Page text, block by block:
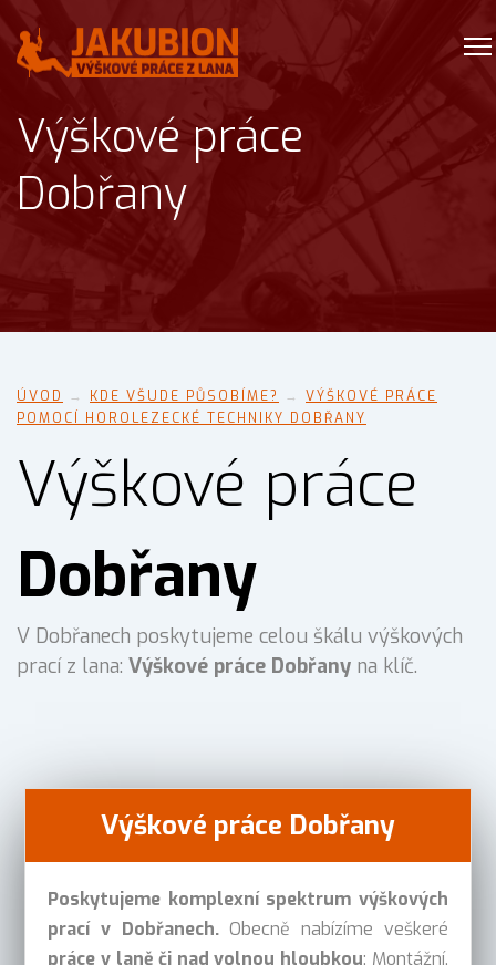
Výškové práce
Dobřany
ÚVOD → KDE VŠUDE PŮSOBÍME? → VÝŠKOVÉ PRÁCE
POMOCÍ HOROLEZECKÉ TECHNIKY DOBŘANY
Výškové práce
Dobřany
V Dobřanech poskytujeme celou škálu výškových
prací z lana: Výškové práce Dobřany na klíč.
Výškové práce Dobřany
Poskytujeme komplexní spektrum výškových
prací v Dobřanech.Obecně nabízíme veškeré
práce v laně či nad volnou hloubkou: Montážní,